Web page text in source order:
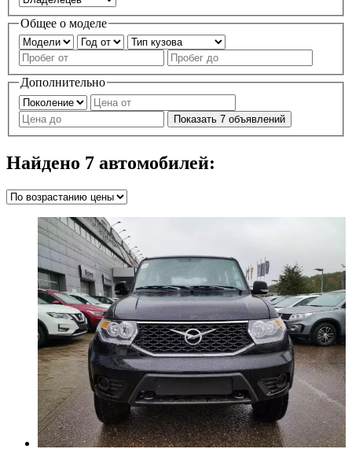
Общее о моделе
Дополнительно
Показать 7 объявлений
Найдено 7 автомобилей: